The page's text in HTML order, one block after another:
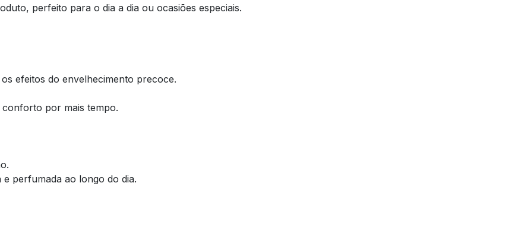
perfeito para o dia a dia ou ocasiões especiais.
efeitos do envelhecimento precoce.
conforto por mais tempo.
perfumada ao longo do dia.